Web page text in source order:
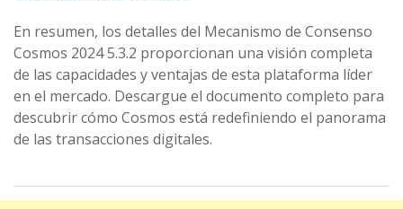
En resumen, los detalles del Mecanismo de Consenso
Cosmos 2024 5.3.2 proporcionan una visión completa
de las capacidades y ventajas de esta plataforma líder
en el mercado. Descargue el documento completo para
descubrir cómo Cosmos está redefiniendo el panorama
de las transacciones digitales.